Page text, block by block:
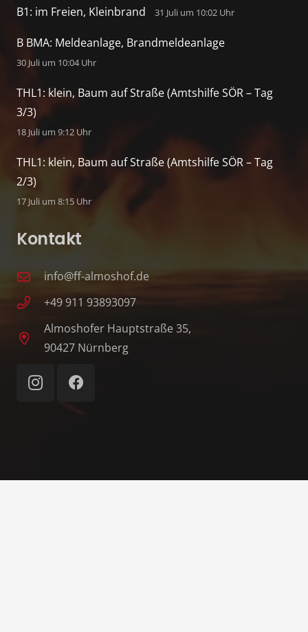
B1: im Freien, Kleinbrand 31 Juli um 10:02 Uhr
B BMA: Meldeanlage, Brandmeldeanlage
30 Juli um 10:04 Uhr
THL1: klein, Baum auf Straße (Amtshilfe SÖR – Tag
3/3)
18 Juli um 9:12 Uhr
THL1: klein, Baum auf Straße (Amtshilfe SÖR – Tag
2/3)
17 Juli um 8:15 Uhr
Kontakt
info@ff-almoshof.de
+49 911 93893097
Almoshofer Hauptstraße 35,
90427 Nürnberg